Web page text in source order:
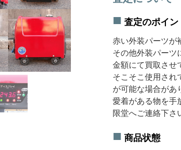
査定のポイン
赤い外装パーツが
その他外装パーツ
金額にて買取させ
そこそこ使用され
が可能な場合があ
愛着がある物を手
限堂へご連絡下さ
商品状態